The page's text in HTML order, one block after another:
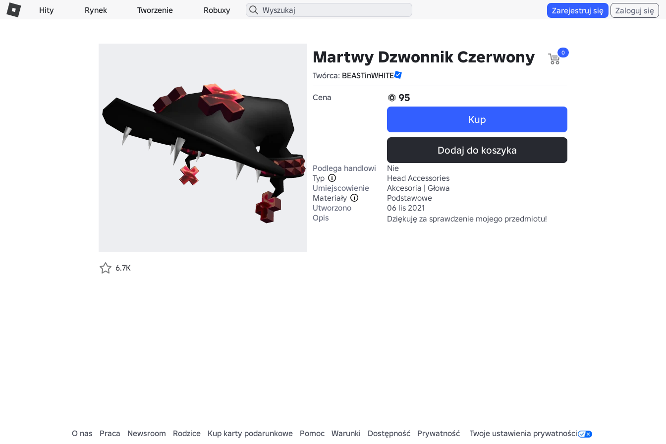
Hity Rynek Tworzenie Robuxy Zarejestruj się Zaloguj się
Martwy Dzwonnik Czerwony
Twórca: BEASTinWHITE
0
Cena
95
Kup
Dodaj do koszyka
Podlega handlowi
Nie
Typ
Head Accessories
Umiejscowienie
Akcesoria | Głowa
Materiały
Podstawowe
Utworzono
06 lis 2021
Opis
Dziękuję za sprawdzenie mojego przedmiotu!
6.7K
O nas Praca Newsroom Rodzice Kup karty podarunkowe Pomoc Warunki Dostępność Prywatność Twoje ustawienia prywatności